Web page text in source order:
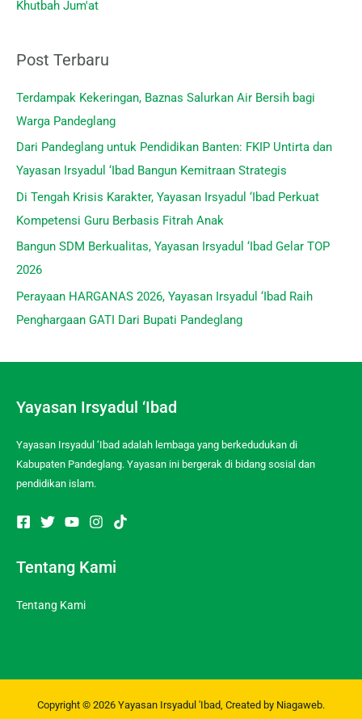
Khutbah Jum'at
Post Terbaru
Terdampak Kekeringan, Baznas Salurkan Air Bersih bagi
Warga Pandeglang
Dari Pandeglang untuk Pendidikan Banten: FKIP Untirta dan
Yayasan Irsyadul ‘Ibad Bangun Kemitraan Strategis
Di Tengah Krisis Karakter, Yayasan Irsyadul ‘Ibad Perkuat
Kompetensi Guru Berbasis Fitrah Anak
Bangun SDM Berkualitas, Yayasan Irsyadul ‘Ibad Gelar TOP
2026
Perayaan HARGANAS 2026, Yayasan Irsyadul ‘Ibad Raih
Penghargaan GATI Dari Bupati Pandeglang
Yayasan Irsyadul ‘Ibad
Yayasan Irsyadul ‘Ibad adalah lembaga yang berkedudukan di
Kabupaten Pandeglang. Yayasan ini bergerak di bidang sosial dan
pendidikan islam.
Tentang Kami
Tentang Kami
Copyright © 2026 Yayasan Irsyadul 'Ibad, Created by Niagaweb.